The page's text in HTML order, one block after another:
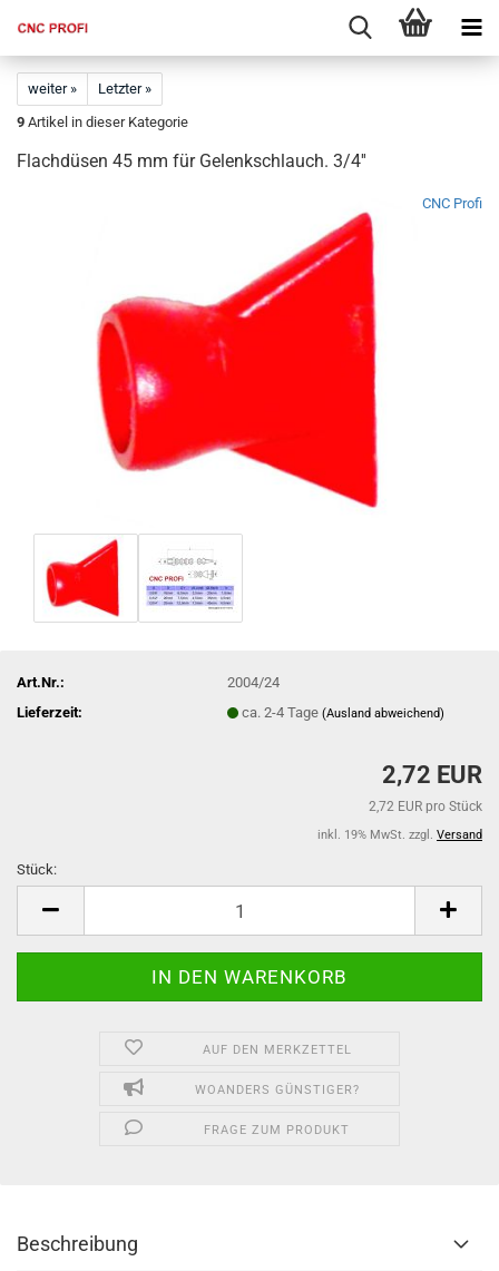
weiter »
Letzter »
9 Artikel in dieser Kategorie
Flachdüsen 45 mm für Gelenkschlauch. 3/4''
CNC Profi
Art.Nr.:
2004/24
Lieferzeit:
ca. 2-4 Tage(Ausland abweichend)
2,72 EUR
2,72 EUR pro Stück
inkl. 19% MwSt. zzgl. Versand
Stück:
AUF DEN MERKZETTEL
WOANDERS GÜNSTIGER?
FRAGE ZUM PRODUKT
Beschreibung